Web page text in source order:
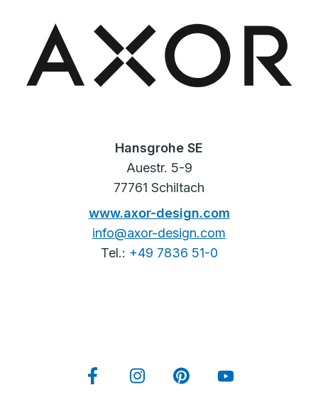
Hansgrohe SE
Auestr. 5-9
77761 Schiltach
www.axor-design.com
info@axor-design.com
Tel.: +49 7836 51-0